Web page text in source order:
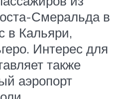
Смеральда в
в Кальяри,
Интерес для
также
аэропорт